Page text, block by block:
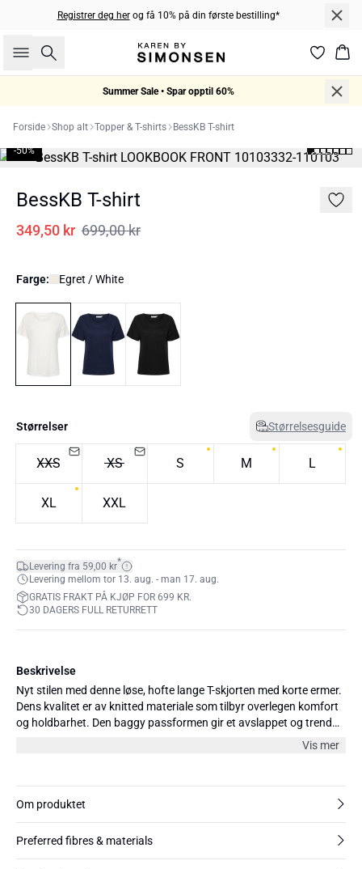
Registrer deg herog få 10% på din første bestilling*
Søk
Summer Sale • Spar opptil 60%
Forside Shop alt Topper & T-shirts BessKB T-shirt
-50%
BessKB T-shirt
349,50 kr 699,00 kr
Farge: Egret / White
Størrelser Størrelsesguide
XXS XS S M L
XL XXL
Levering fra 59,00 kr*
Levering mellom tor 13. aug. - man 17. aug.
GRATIS FRAKT PÅ KJØP FOR 699 KR.
30 DAGERS FULL RETURRETT
Beskrivelse
Nyt stilen med denne løse, hofte lange T-skjorten med korte ermer.
Dens kvalitet er av knitted materiale som tilbyr overlegen komfort
og holdbarhet. Den baggy passformen gir et avslappet og trendy
utseende. Denne T-skjorten vil se flott ut med jeans eller en penVis mer
Om produktet
Preferred fibres & materials